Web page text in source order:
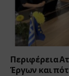
Περιφέρεια
Έργων και